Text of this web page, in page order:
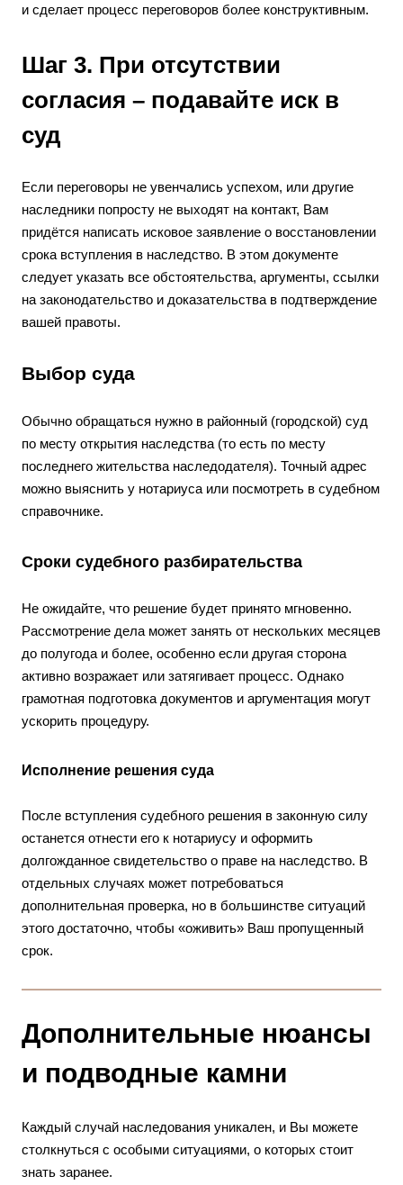
и сделает процесс переговоров более конструктивным.
Шаг 3. При отсутствии
согласия – подавайте иск в
суд
Если переговоры не увенчались успехом, или другие
наследники попросту не выходят на контакт, Вам
придётся написать исковое заявление о восстановлении
срока вступления в наследство. В этом документе
следует указать все обстоятельства, аргументы, ссылки
на законодательство и доказательства в подтверждение
вашей правоты.
Выбор суда
Обычно обращаться нужно в районный (городской) суд
по месту открытия наследства (то есть по месту
последнего жительства наследодателя). Точный адрес
можно выяснить у нотариуса или посмотреть в судебном
справочнике.
Сроки судебного разбирательства
Не ожидайте, что решение будет принято мгновенно.
Рассмотрение дела может занять от нескольких месяцев
до полугода и более, особенно если другая сторона
активно возражает или затягивает процесс. Однако
грамотная подготовка документов и аргументация могут
ускорить процедуру.
Исполнение решения суда
После вступления судебного решения в законную силу
останется отнести его к нотариусу и оформить
долгожданное свидетельство о праве на наследство. В
отдельных случаях может потребоваться
дополнительная проверка, но в большинстве ситуаций
этого достаточно, чтобы «оживить» Ваш пропущенный
срок.
Дополнительные нюансы
и подводные камни
Каждый случай наследования уникален, и Вы можете
столкнуться с особыми ситуациями, о которых стоит
знать заранее.